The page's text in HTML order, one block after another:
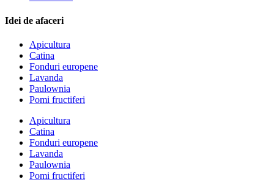
Idei de afaceri
Apicultura
Catina
Fonduri europene
Lavanda
Paulownia
Pomi fructiferi
Apicultura
Catina
Fonduri europene
Lavanda
Paulownia
Pomi fructiferi